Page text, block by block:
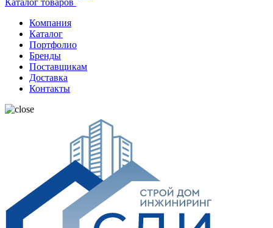
Каталог товаров
Компания
Каталог
Портфолио
Бренды
Поставщикам
Доставка
Контакты